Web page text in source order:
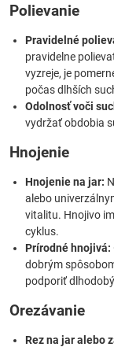
Polievanie
Pravidelné
pravidelne
vyzreje, je
počas dlhších
Odolnosť voči
vydržať obdobia
Hnojenie
Hnojenie na jar:
alebo
vitalitu. Hnojivo
cyklus.
Prírodné hnojivá:
dobrým
podporiť
Orezávanie
Rez na jar alebo